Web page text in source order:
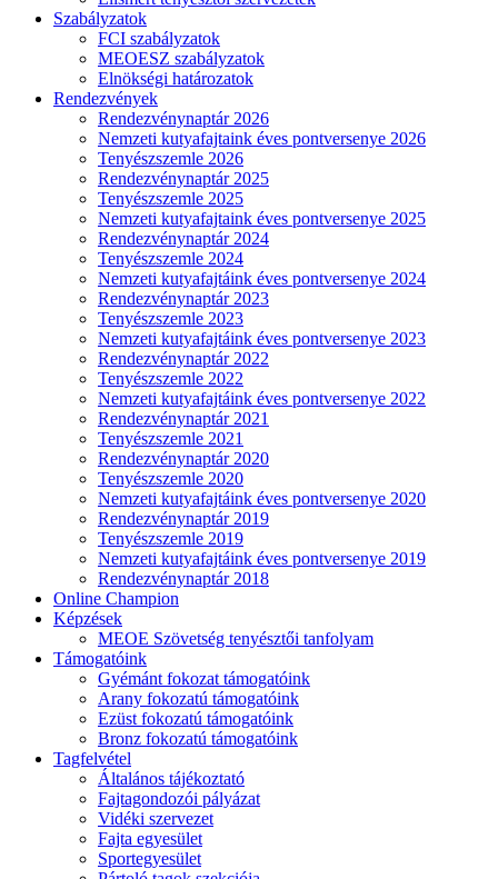
Szabályzatok
FCI szabályzatok
MEOESZ szabályzatok
Elnökségi határozatok
Rendezvények
Rendezvénynaptár 2026
Nemzeti kutyafajtaink éves pontversenye 2026
Tenyészszemle 2026
Rendezvénynaptár 2025
Tenyészszemle 2025
Nemzeti kutyafajtaink éves pontversenye 2025
Rendezvénynaptár 2024
Tenyészszemle 2024
Nemzeti kutyafajtáink éves pontversenye 2024
Rendezvénynaptár 2023
Tenyészszemle 2023
Nemzeti kutyafajtáink éves pontversenye 2023
Rendezvénynaptár 2022
Tenyészszemle 2022
Nemzeti kutyafajtáink éves pontversenye 2022
Rendezvénynaptár 2021
Tenyészszemle 2021
Rendezvénynaptár 2020
Tenyészszemle 2020
Nemzeti kutyafajtáink éves pontversenye 2020
Rendezvénynaptár 2019
Tenyészszemle 2019
Nemzeti kutyafajtáink éves pontversenye 2019
Rendezvénynaptár 2018
Online Champion
Képzések
MEOE Szövetség tenyésztői tanfolyam
Támogatóink
Gyémánt fokozat támogatóink
Arany fokozatú támogatóink
Ezüst fokozatú támogatóink
Bronz fokozatú támogatóink
Tagfelvétel
Általános tájékoztató
Fajtagondozói pályázat
Vidéki szervezet
Fajta egyesület
Sportegyesület